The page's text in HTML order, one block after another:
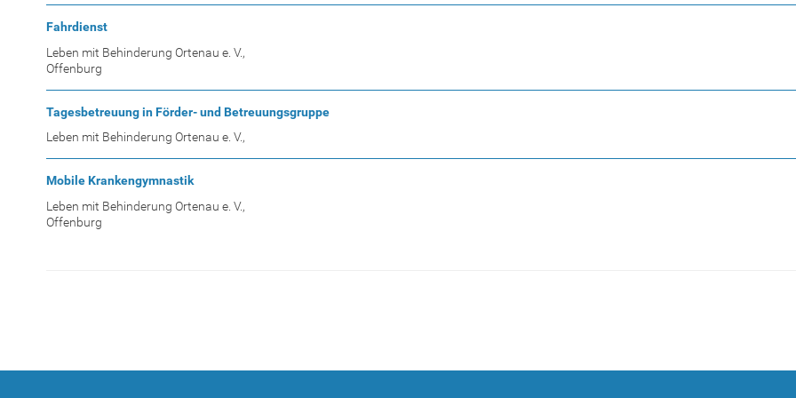
Fahrdienst
Leben mit Behinderung Ortenau e. V.,
Offenburg
Tagesbetreuung in Förder- und Betreuungsgruppe
Leben mit Behinderung Ortenau e. V.,
Mobile Krankengymnastik
Leben mit Behinderung Ortenau e. V.,
Offenburg